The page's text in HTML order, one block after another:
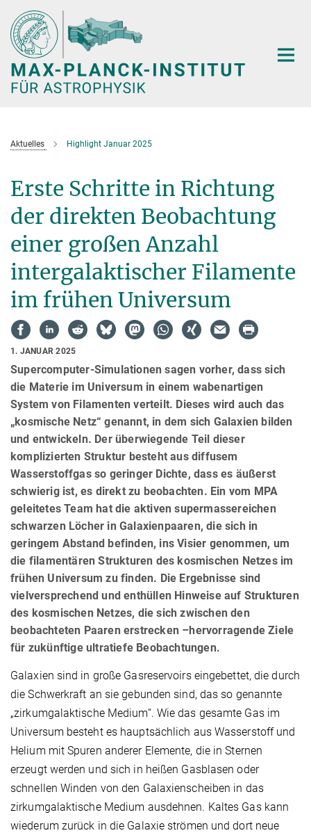
Hauptinhalt
Aktuelles Highlight Januar 2025
Erste Schritte in Richtung
der direkten Beobachtung
einer großen Anzahl
intergalaktischer Filamente
im frühen Universum
1. JANUAR 2025
Supercomputer-Simulationen sagen vorher, dass sich
die Materie im Universum in einem wabenartigen
System von Filamenten verteilt. Dieses wird auch das
„kosmische Netz“ genannt, in dem sich Galaxien bilden
und entwickeln. Der überwiegende Teil dieser
komplizierten Struktur besteht aus diffusem
Wasserstoffgas so geringer Dichte, dass es äußerst
schwierig ist, es direkt zu beobachten. Ein vom MPA
geleitetes Team hat ­die aktiven supermassereichen
schwarzen Löcher in Galaxienpaaren, die sich in
geringem Abstand befinden, ins Visier genommen, um
die filamentären Strukturen des kosmischen Netzes im
frühen Universum zu finden. Die Ergebnisse sind
vielversprechend und enthüllen Hinweise auf Strukturen
des kosmischen Netzes, die sich zwischen den
beobachteten Paaren erstrecken –hervorragende Ziele
für zukünftige ultratiefe Beobachtungen.
Galaxien sind in große Gasreservoirs eingebettet, die durch
die Schwerkraft an sie gebunden sind, das so genannte
„zirkumgalaktische Medium“. Wie das gesamte Gas im
Universum besteht es hauptsächlich aus Wasserstoff und
Helium mit Spuren anderer Elemente, die in Sternen
erzeugt werden und sich in heißen Gasblasen oder
schnellen Winden von den Galaxienscheiben in das
zirkumgalaktische Medium ausdehnen. Kaltes Gas kann
wiederum zurück in die Galaxie strömen und dort neue